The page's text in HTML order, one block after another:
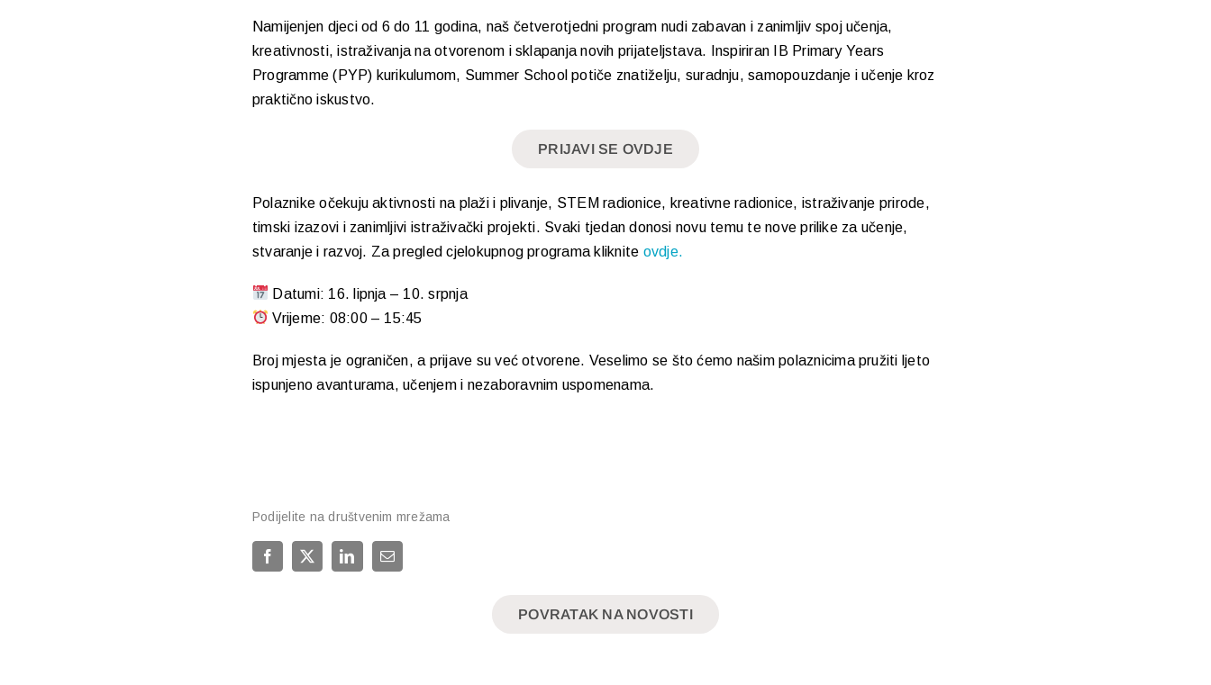
Namijenjen djeci od 6 do 11 godina, naš četverotjedni program nudi zabavan i zanimljiv spoj učenja,
kreativnosti, istraživanja na otvorenom i sklapanja novih prijateljstava. Inspiriran IB Primary Years
Programme (PYP) kurikulumom, Summer School potiče znatiželju, suradnju, samopouzdanje i učenje kroz
praktično iskustvo.
PRIJAVI SE OVDJE
Polaznike očekuju aktivnosti na plaži i plivanje, STEM radionice, kreativne radionice, istraživanje prirode,
timski izazovi i zanimljivi istraživački projekti. Svaki tjedan donosi novu temu te nove prilike za učenje,
stvaranje i razvoj. Za pregled cjelokupnog programa kliknite ovdje.
Datumi: 16. lipnja – 10. srpnja
Vrijeme: 08:00 – 15:45
Broj mjesta je ograničen, a prijave su već otvorene. Veselimo se što ćemo našim polaznicima pružiti ljeto
ispunjeno avanturama, učenjem i nezaboravnim uspomenama.
Podijelite na društvenim mrežama
POVRATAK NA NOVOSTI